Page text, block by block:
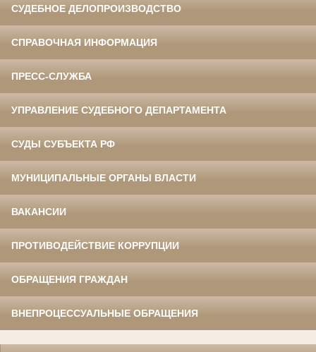
СУДЕБНОЕ ДЕЛОПРОИЗВОДСТВО
СПРАВОЧНАЯ ИНФОРМАЦИЯ
ПРЕСС-СЛУЖБА
УПРАВЛЕНИЕ СУДЕБНОГО ДЕПАРТАМЕНТА
СУДЫ СУБЪЕКТА РФ
МУНИЦИПАЛЬНЫЕ ОРГАНЫ ВЛАСТИ
ВАКАНСИИ
ПРОТИВОДЕЙСТВИЕ КОРРУПЦИИ
ОБРАЩЕНИЯ ГРАЖДАН
ВНЕПРОЦЕССУАЛЬНЫЕ ОБРАЩЕНИЯ